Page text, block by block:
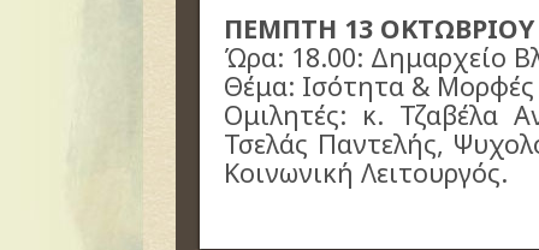
ΠΕΜΠΤΗ 13 ΟΚΤΩΒΡΙΟΥ
Ώρα: 18.00: Δημαρχείο
Θέμα: Ισότητα &
Ομιλητές: κ. Τζαβέλα
Τσελάς Παντελής,
Κοινωνική Λειτουργός.